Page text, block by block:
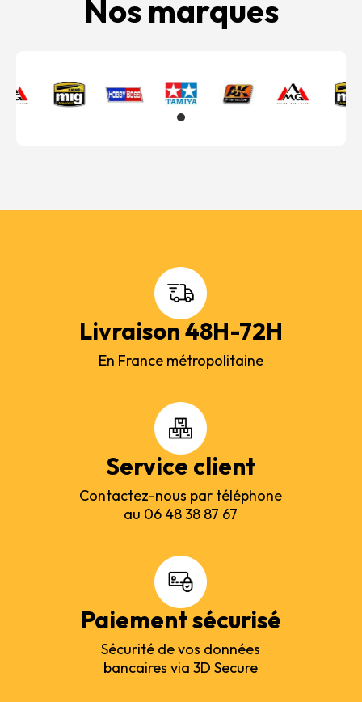
Nos marques
Livraison 48H-72H
En France métropolitaine
Service client
Contactez-nous par téléphone
au 06 48 38 87 67
Paiement sécurisé
Sécurité de vos données
bancaires via 3D Secure